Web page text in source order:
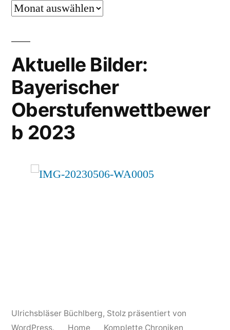
Archiv
Aktuelle Bilder:
Bayerischer
Oberstufenwettbewer
b 2023
Ulrichsbläser Büchlberg, Stolz präsentiert von
WordPress.
Home Komplette Chroniken